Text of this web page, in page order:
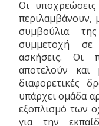
Οι
περιλαμβάνουν,
συμβούλια
συμμετοχή σε
ασκήσεις. Οι
αποτελούν
διαφορετικές
υπάρχει ομάδα
εξοπλισμό των
για την